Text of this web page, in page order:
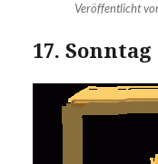
Veröffentlicht
17.